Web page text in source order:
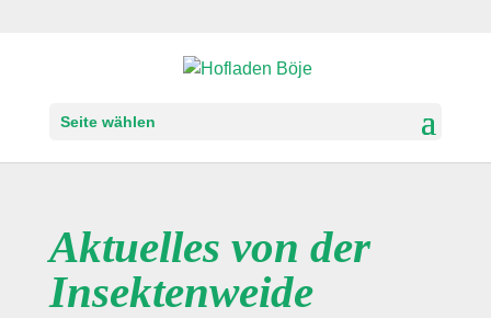
Seite wählen
Aktuelles von der
Insektenweide